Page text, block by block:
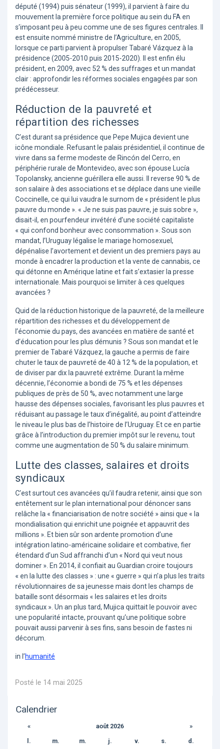
député (1994) puis sénateur (1999), il parvient à faire du
mouvement la première force politique au sein du FA en
s’imposant peu à peu comme une de ses figures centrales. Il
est ensuite nommé ministre de l’Agriculture, en 2005,
lorsque ce parti parvient à propulser Tabaré Vázquez à la
présidence (2005-2010 puis 2015-2020). Il est enfin élu
président, en 2009, avec 52 % des suffrages et un mandat
clair : approfondir les réformes sociales engagées par son
prédécesseur.
Réduction de la pauvreté et
répartition des richesses
C’est durant sa présidence que Pepe Mujica devient une
icône mondiale. Refusant le palais présidentiel, il continue de
vivre dans sa ferme modeste de Rincón del Cerro, en
périphérie rurale de Montevideo, avec son épouse Lucía
Topolansky, ancienne guérillera elle aussi. Il reverse 90 % de
son salaire à des associations et se déplace dans une vieille
Coccinelle, ce qui lui vaudra le surnom de « président le plus
pauvre du monde ». « Je ne suis pas pauvre, je suis sobre »,
disait-il, en pourfendeur invétéré d’une société capitaliste
« qui confond bonheur avec consommation ». Sous son
mandat, l’Uruguay légalise le mariage homosexuel,
dépénalise l’avortement et devient un des premiers pays au
monde à encadrer la production et la vente de cannabis, ce
qui détonne en Amérique latine et fait s’extasier la presse
internationale. Mais pourquoi se limiter à ces quelques
avancées ?
Quid de la réduction historique de la pauvreté, de la meilleure
répartition des richesses et du développement de
l’économie du pays, des avancées en matière de santé et
d’éducation pour les plus démunis ? Sous son mandat et le
premier de Tabaré Vázquez, la gauche a permis de faire
chuter le taux de pauvreté de 40 à 12 % de la population, et
de diviser par dix la pauvreté extrême. Durant la même
décennie, l’économie a bondi de 75 % et les dépenses
publiques de près de 50 %, avec notamment une large
hausse des dépenses sociales, favorisant les plus pauvres et
réduisant au passage le taux d’inégalité, au point d’atteindre
le niveau le plus bas de l’histoire de l’Uruguay. Et ce en partie
grâce à l’introduction du premier impôt sur le revenu, tout
comme une augmentation de 50 % du salaire minimum.
Lutte des classes, salaires et droits
syndicaux
C’est surtout ces avancées qu’il faudra retenir, ainsi que son
entêtement sur le plan international pour dénoncer sans
relâche la « financiarisation de notre société » ainsi que « la
mondialisation qui enrichit une poignée et appauvrit des
millions ». Et bien sûr son ardente promotion d’une
intégration latino-américaine solidaire et combative, fier
étendard d’un Sud affranchi d’un « Nord qui veut nous
dominer ». En 2014, il confiait au Guardian croire toujours
« en la lutte des classes » : une « guerre » qui n’a plus les traits
révolutionnaires de sa jeunesse mais dont les champs de
bataille sont désormais « les salaires et les droits
syndicaux ». Un an plus tard, Mujica quittait le pouvoir avec
une popularité intacte, prouvant qu’une politique sobre
pouvait aussi parvenir à ses fins, sans besoin de fastes ni
décorum.
in l’humanité
Posté le 14 mai 2025
Calendrier
« août 2026
»
l.
m. m. j. v. s.
d.